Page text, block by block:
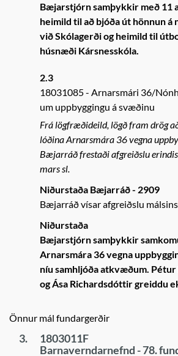
Bæjarstjórn samþykkir með 11
heimild til að bjóða út hönnun
við Skólagerði og heimild til
húsnæði Kársnesskóla.
2.3
18031085
Arnarsmári 36/
um uppbyggingu á svæðinu
Frá lögfræðideild, lögð fram drög
lóðina Arnarsmára 36 vegna
Bæjarráð frestaði afgreiðslu
mars sl.
Niðurstaða Bæjarráð - 2909
Bæjarráð vísar afgreiðslu
Niðurstaða
Bæjarstjórn samþykkir
Arnarsmára 36 vegna
níu samhljóða atkvæðum.
og Ása Richardsdóttir greiddu
Önnur mál fundargerðir
3.
1803011F
Barnaverndarnefnd - 78.